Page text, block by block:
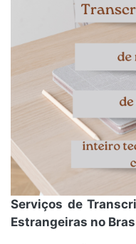
Serviços de
Estrangeiras no